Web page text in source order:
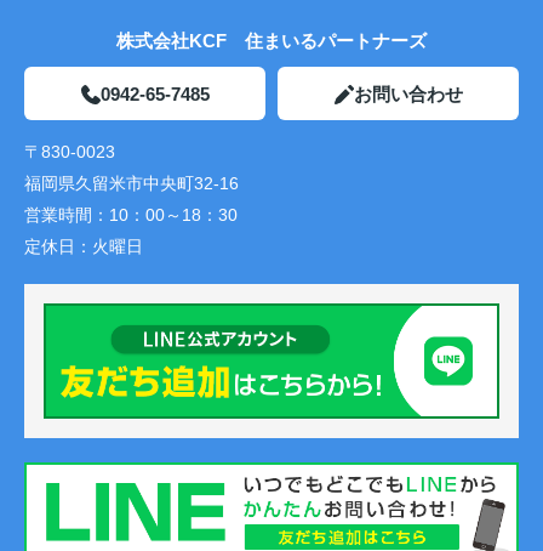
株式会社KCF 住まいるパートナーズ
0942-65-7485 お問い合わせ
〒830-0023
福岡県久留米市中央町32-16
営業時間： 10：00～18：30
定休日： 火曜日